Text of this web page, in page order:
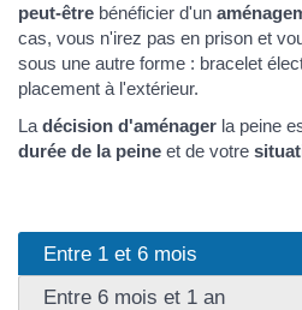
peut-être bénéficier d'un
cas, vous n'irez pas en prison et
sous une autre forme : bracelet
placement à l'extérieur.
La décision d'aménager la peine
durée de la peine et de votre
Entre 1 et 6 mois
Entre 6 mois et 1 an